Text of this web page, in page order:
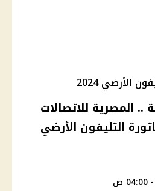
الأرضي 2024
.. المصرية للاتصالات
التليفون الأرضي